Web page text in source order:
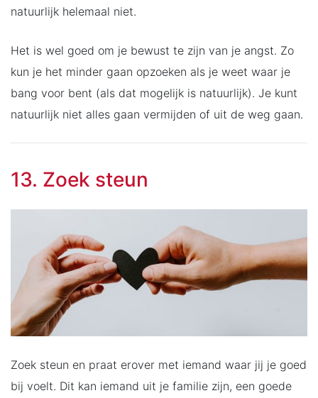
natuurlijk helemaal niet.
Het is wel goed om je bewust te zijn van je angst. Zo
kun je het minder gaan opzoeken als je weet waar je
bang voor bent (als dat mogelijk is natuurlijk). Je kunt
natuurlijk niet alles gaan vermijden of uit de weg gaan.
13. Zoek steun
Zoek steun en praat erover met iemand waar jij je goed
bij voelt. Dit kan iemand uit je familie zijn, een goede